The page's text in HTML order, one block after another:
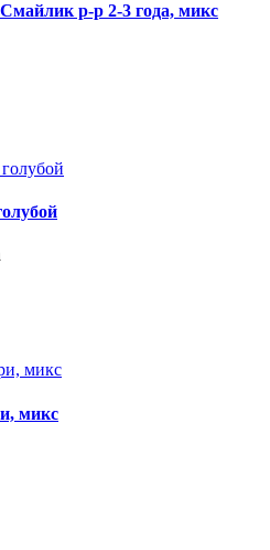
р-р 2-3 года, микс
микс